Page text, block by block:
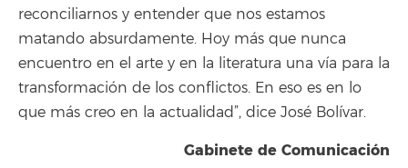
reconciliarnos y entender que nos estamos
matando absurdamente. Hoy más que nunca
encuentro en el arte y en la literatura una vía para la
transformación de los conflictos. En eso es en lo
que más creo en la actualidad”, dice José Bolívar.
Gabinete de Comunicación